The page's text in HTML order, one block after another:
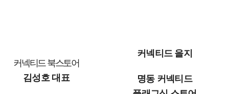
커넥티드 북스토어
김성호 대표
커넥티드 을지
명동 커넥티드